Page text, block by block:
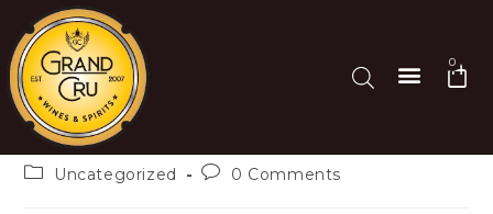
0
Hello world!
grandcru
Uncategorized
0 Comments